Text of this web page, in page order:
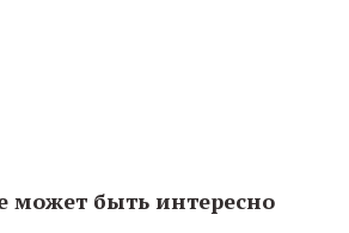
может быть интересно